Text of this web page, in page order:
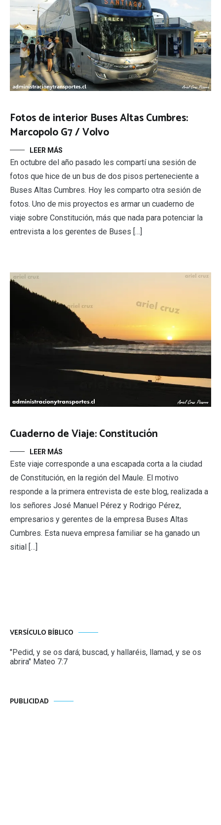
Fotos de interior Buses Altas Cumbres:
Marcopolo G7 / Volvo
LEER MÁS
En octubre del año pasado les compartí una sesión de
fotos que hice de un bus de dos pisos perteneciente a
Buses Altas Cumbres. Hoy les comparto otra sesión de
fotos. Uno de mis proyectos es armar un cuaderno de
viaje sobre Constitución, más que nada para potenciar la
entrevista a los gerentes de Buses […]
Cuaderno de Viaje: Constitución
LEER MÁS
Este viaje corresponde a una escapada corta a la ciudad
de Constitución, en la región del Maule. El motivo
responde a la primera entrevista de este blog, realizada a
los señores José Manuel Pérez y Rodrigo Pérez,
empresarios y gerentes de la empresa Buses Altas
Cumbres. Esta nueva empresa familiar se ha ganado un
sitial […]
VERSÍCULO BÍBLICO
"Pedid, y se os dará; buscad, y hallaréis, llamad, y se os
abrira" Mateo 7:7
PUBLICIDAD